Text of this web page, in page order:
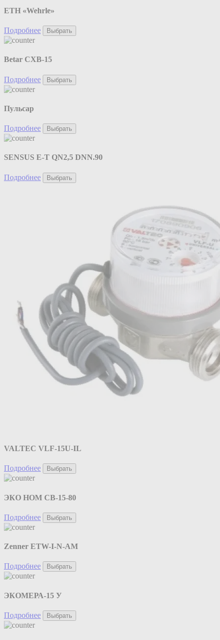
ETH «Wehrle»
Подробнее Выбрать
Betar СХВ-15
Подробнее Выбрать
Пульсар
Подробнее Выбрать
SENSUS E-T QN2,5 DNN.90
Подробнее Выбрать
VALTEC VLF-15U-IL
Подробнее Выбрать
ЭКО НОМ СВ-15-80
Подробнее Выбрать
Zenner ETW-I-N-AM
Подробнее Выбрать
ЭКОМЕРА-15 У
Подробнее Выбрать